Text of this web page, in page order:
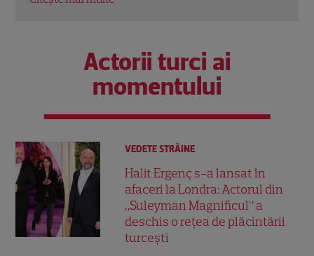
Actorii turci ai
momentului
VEDETE STRĂINE
Halit Ergenç s-a lansat în
afaceri la Londra: Actorul din
„Suleyman Magnificul” a
deschis o rețea de plăcintării
turcești